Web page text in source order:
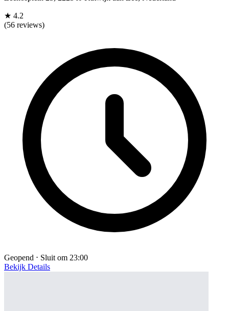
★ 4.2
(56 reviews)
Geopend ⋅ Sluit om 23:00
Bekijk Details